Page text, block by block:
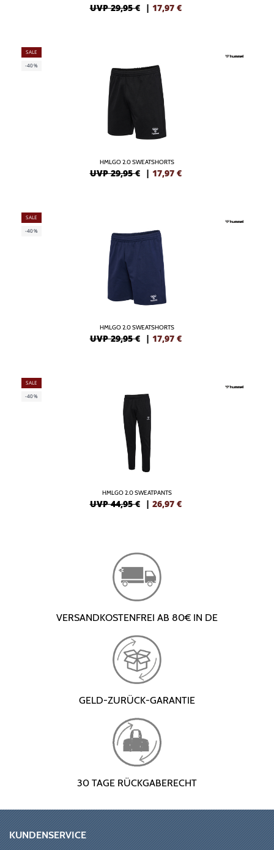
UVP 29,95 € | 17,97 €
SALE
-40%
HMLGO 2.0 SWEATSHORTS
UVP 29,95 € | 17,97 €
SALE
-40%
HMLGO 2.0 SWEATSHORTS
UVP 29,95 € | 17,97 €
SALE
-40%
HMLGO 2.0 SWEATPANTS
UVP 44,95 € | 26,97 €
VERSANDKOSTENFREI AB 80€ IN DE
GELD-ZURÜCK-GARANTIE
30 TAGE RÜCKGABERECHT
KUNDENSERVICE